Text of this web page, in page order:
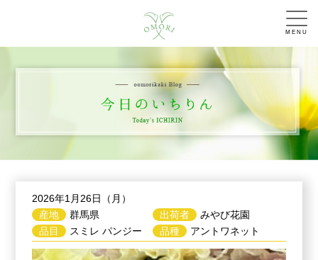
MENU
2026年1月26日（月）
産地
群馬県
品目
スミレ パンジー
出荷者
みやび花園
品種
アントワネット